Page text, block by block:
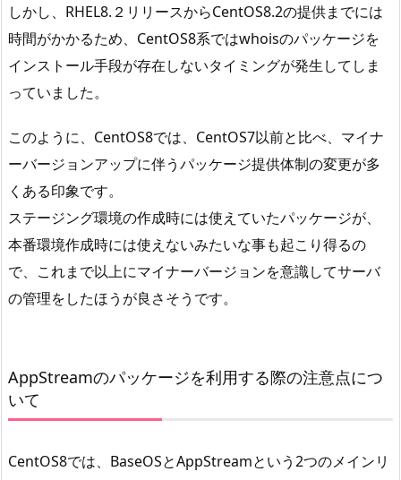
しかし、RHEL8.２リリースからCentOS8.2の提供までには
時間がかかるため、CentOS8系ではwhoisのパッケージを
インストール手段が存在しないタイミングが発生してしま
っていました。
このように、CentOS8では、CentOS7以前と比べ、マイナ
ーバージョンアップに伴うパッケージ提供体制の変更が多
くある印象です。
ステージング環境の作成時には使えていたパッケージが、
本番環境作成時には使えないみたいな事も起こり得るの
で、これまで以上にマイナーバージョンを意識してサーバ
の管理をしたほうが良さそうです。
AppStreamのパッケージを利用する際の注意点につ
いて
CentOS8では、BaseOSとAppStreamという2つのメインリ